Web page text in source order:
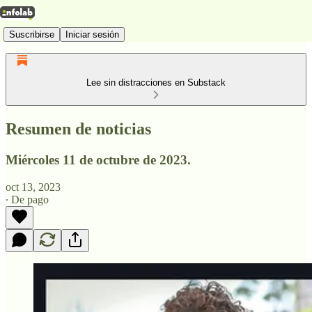
Suscribirse Iniciar sesión
Lee sin distracciones en Substack
Resumen de noticias
Miércoles 11 de octubre de 2023.
oct 13, 2023
∙ De pago